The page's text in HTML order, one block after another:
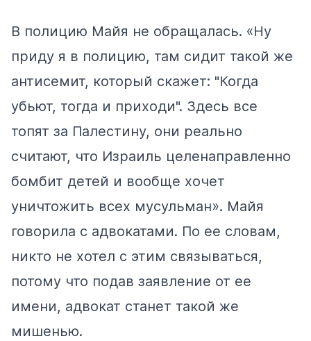
В полицию Майя не обращалась. «Ну
приду я в полицию, там сидит такой же
антисемит, который скажет: "Когда
убьют, тогда и приходи". Здесь все
топят за Палестину, они реально
считают, что Израиль целенаправленно
бомбит детей и вообще хочет
уничтожить всех мусульман». Майя
говорила с адвокатами. По ее словам,
никто не хотел с этим связываться,
потому что подав заявление от ее
имени, адвокат станет такой же
мишенью.